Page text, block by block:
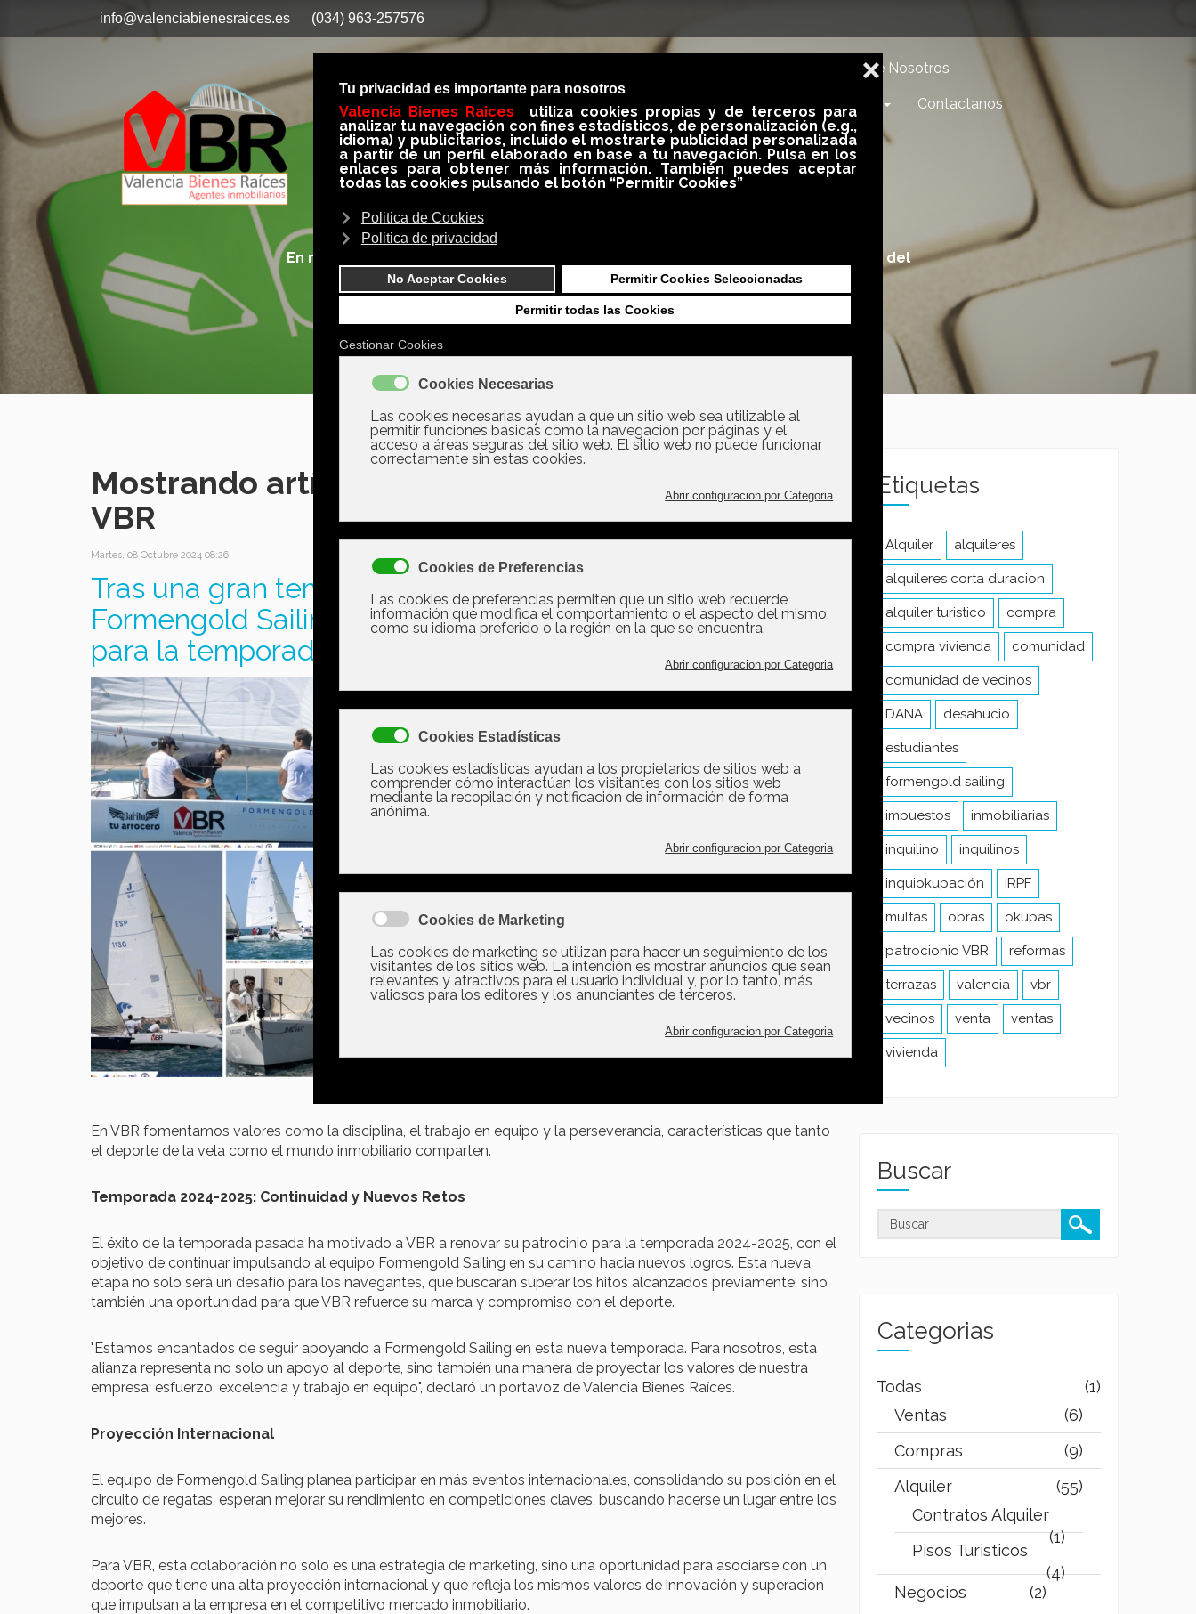
info@valenciabienesraices.es (034) 963-257576
Acerca de Nosotros
Opiniones Clientes Servicios Blog Area Propietarios Contactanos
Buscar Propiedades
BLOG
En nuestro BLOG conseguirás siempre información importante, util e interesante del
medio inmobiliario
Mostrando artículos por etiqueta: patrocionio
VBR
Martes, 08 Octubre 2024 08:26
Tras una gran temporada 23-24 el equipo de regatas
Formengold Sailing vuelve a contar con el apoyo de VBR
para la temporada 24-25
Tras una gran temporada 23-24 el equipo de
regatas Formengold Sailing vuelve a contar
con el apoyo de VBR para la temporada 24-25
La inmobiliaria
continuará como patrocinador oficial del equipo de
regatasFormengold Sailingpara la temporada 2024-2025. Este
acuerdo refuerza una relación que comenzó durante la exitosa
temporada 2023-2024, donde el equipo alcanzó un gran nivel
Una Alianza Exitosa
Gracias a los patrocinadores el equipo a podido acceder a mejor
En VBR fomentamos valores como la disciplina, el trabajo en equipo y la perseverancia, características que tanto
el deporte de la vela como el mundo inmobiliario comparten.
Temporada 2024-2025: Continuidad y Nuevos Retos
El éxito de la temporada pasada ha motivado a VBR a renovar su patrocinio para la temporada 2024-2025, con el
objetivo de continuar impulsando al equipo Formengold Sailing en su camino hacia nuevos logros. Esta nueva
etapa no solo será un desafío para los navegantes, que buscarán superar los hitos alcanzados previamente, sino
también una oportunidad para que VBR refuerce su marca y compromiso con el deporte.
"Estamos encantados de seguir apoyando a Formengold Sailing en esta nueva temporada. Para nosotros, esta
alianza representa no solo un apoyo al deporte, sino también una manera de proyectar los valores de nuestra
empresa: esfuerzo, excelencia y trabajo en equipo", declaró un portavoz de Valencia Bienes Raíces.
Proyección Internacional
El equipo de Formengold Sailing planea participar en más eventos internacionales, consolidando su posición en el
circuito de regatas, esperan mejorar su rendimiento en competiciones claves, buscando hacerse un lugar entre los
mejores.
Para VBR, esta colaboración no solo es una estrategia de marketing, sino una oportunidad para asociarse con un
deporte que tiene una alta proyección internacional y que refleja los mismos valores de innovación y superación
que impulsan a la empresa en el competitivo mercado inmobiliario.
Etiquetas
Alquiler alquileres
alquileres corta duracion
alquiler turistico compra
compra vivienda comunidad
comunidad de vecinos
DANA desahucio
estudiantes
formengold sailing
impuestos inmobiliarias
inquilino inquilinos
inquiokupación IRPF
multas obras okupas
patrocionio VBR reformas
terrazas valencia vbr
vecinos venta ventas
vivienda
Buscar
Categorias
Todas
(1)
Ventas
(6)
Compras
(9)
Alquiler
(55)
Contratos Alquiler
(1)
Pisos Turisticos
(4)
Negocios
(2)